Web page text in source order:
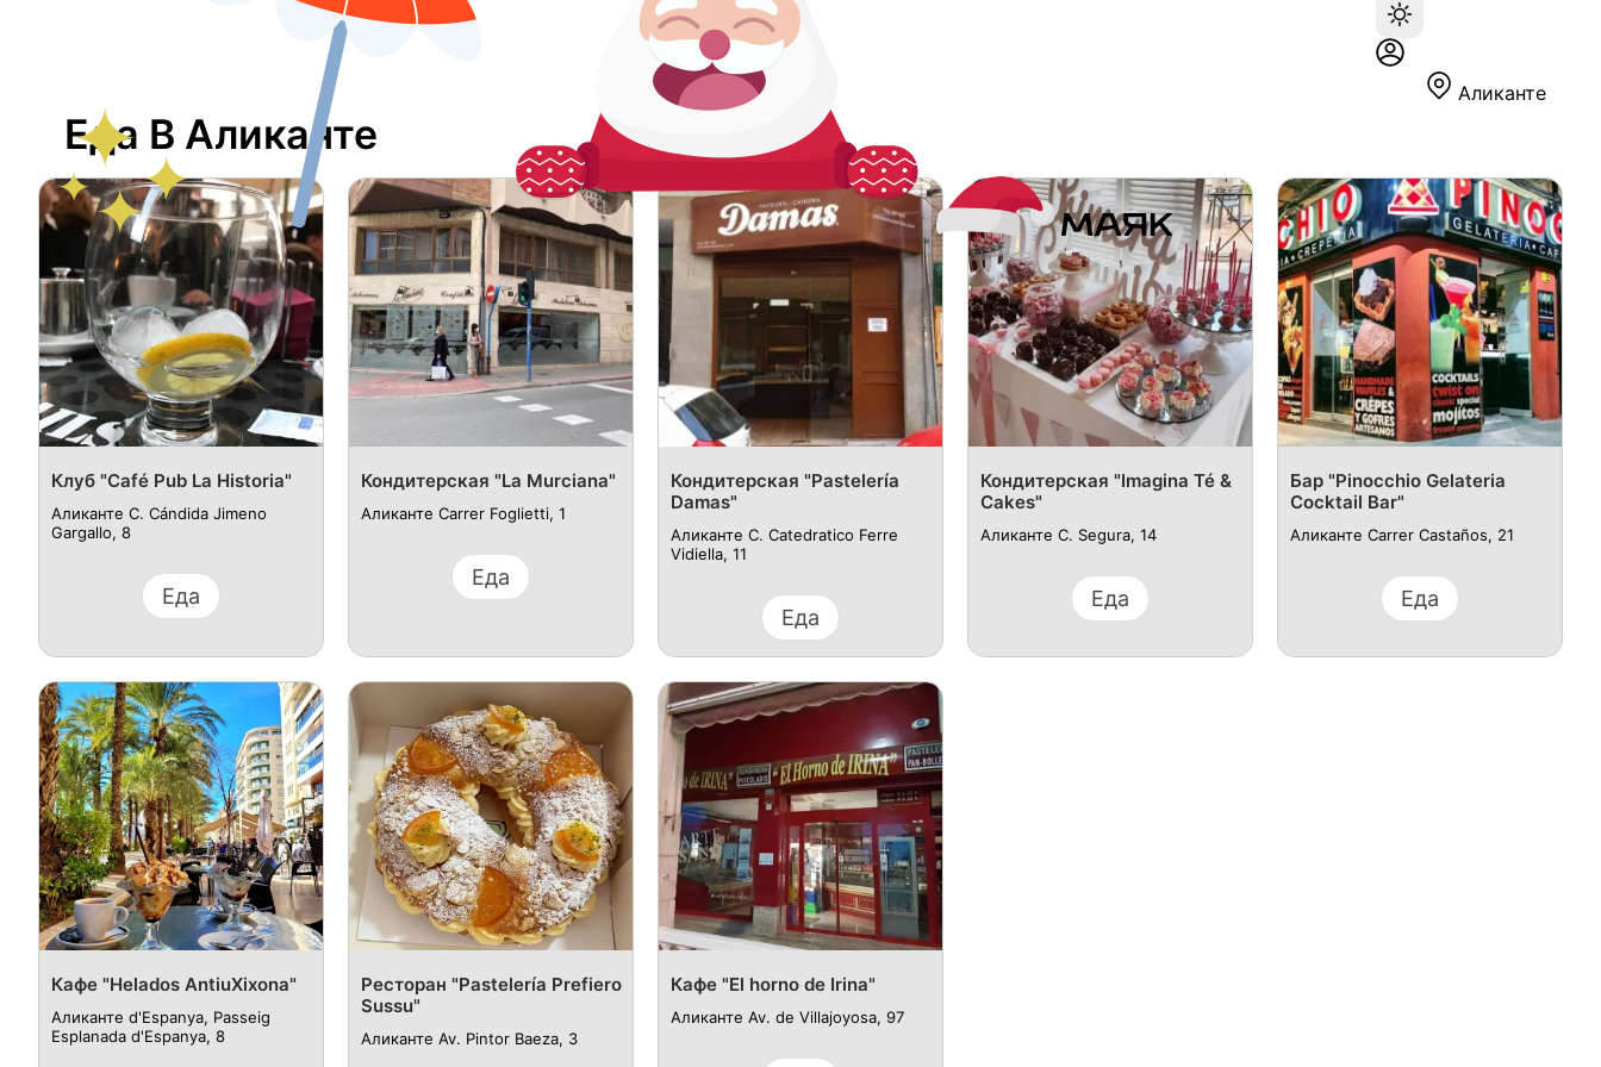
Аликанте
Еда В Аликанте
Клуб "Café Pub La Historia"
Аликанте C. Cándida Jimeno
Gargallo, 8
Еда
Кондитерская "La Murciana"
Аликанте Carrer Foglietti, 1
Еда
Кондитерская "Pastelería
Damas"
Аликанте C. Catedratico Ferre
Vidiella, 11
Еда
Кондитерская "Imagina Té &
Cakes"
Аликанте C. Segura, 14
Еда
Бар "Pinocchio Gelateria
Cocktail Bar"
Аликанте Carrer Castaños, 21
Еда
Кафе "Helados AntiuXixona"
Аликанте d'Espanya, Passeig
Esplanada d'Espanya, 8
Ресторан "Pastelería Prefiero
Sussu"
Аликанте Av. Pintor Baeza, 3
Кафе "El horno de Irina"
Аликанте Av. de Villajoyosa, 97